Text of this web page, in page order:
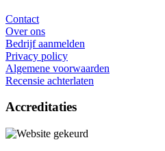
Contact
Over ons
Bedrijf aanmelden
Privacy policy
Algemene voorwaarden
Recensie achterlaten
Accreditaties